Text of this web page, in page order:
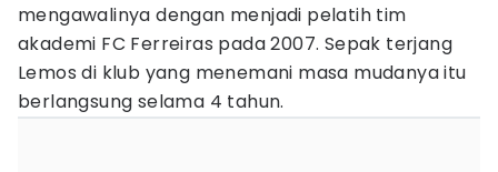
mengawalinya dengan menjadi pelatih tim
akademi FC Ferreiras pada 2007. Sepak terjang
Lemos di klub yang menemani masa mudanya itu
berlangsung selama 4 tahun.